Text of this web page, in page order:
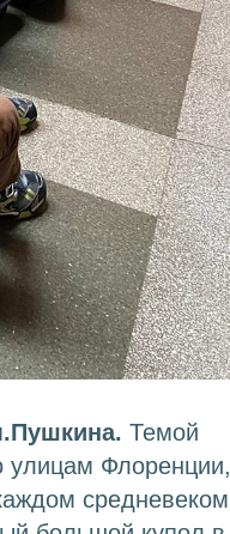
Темой
улицам Флоренции,
средневеком